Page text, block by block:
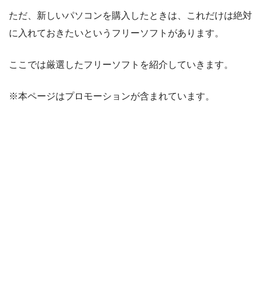
ただ、新しいパソコンを購入したときは、これだけは絶対
に入れておきたいというフリーソフトがあります。
ここでは厳選したフリーソフトを紹介していきます。
※本ページはプロモーションが含まれています。